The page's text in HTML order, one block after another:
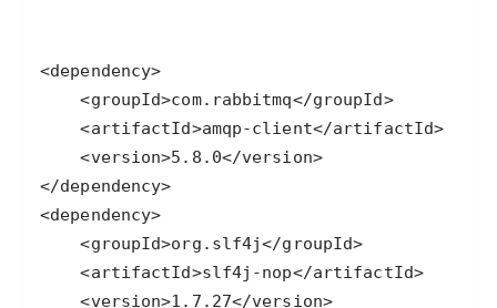
    <groupId>com.rabbitmq</groupId>
    <version>5.8.0</version>
    <artifactId>slf4j-nop</artifactId>